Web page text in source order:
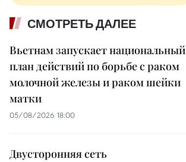
СМОТРЕТЬ ДАЛЕЕ
Вьетнам запускает национальный
план действий по борьбе с раком
молочной железы и раком шейки
матки
05/08/2026 18:00
Двусторонняя сеть